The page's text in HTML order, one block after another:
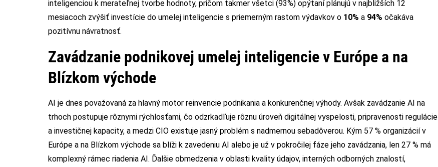
inteligenciou k merateľnej tvorbe hodnoty, pričom takmer všetci (93%) opýtaní plánujú v najbližších 12
mesiacoch zvýšiť investície do umelej inteligencie s priemerným rastom výdavkov o 10% a 94% očakáva
pozitívnu návratnosť.
Zavádzanie podnikovej umelej inteligencie v Európe a na
Blízkom východe
AI je dnes považovaná za hlavný motor reinvencie podnikania a konkurenčnej výhody. Avšak zavádzanie AI na
trhoch postupuje rôznymi rýchlosťami, čo odzrkadľuje rôznu úroveň digitálnej vyspelosti, pripravenosti regulácie
a investičnej kapacity, a medzi CIO existuje jasný problém s nadmernou sebadôverou. Kým 57 % organizácií v
Európe a na Blízkom východe sa blíži k zavedeniu AI alebo je už v pokročilej fáze jeho zavádzania, len 27 % má
komplexný rámec riadenia AI. Ďalšie obmedzenia v oblasti kvality údajov, interných odborných znalostí,